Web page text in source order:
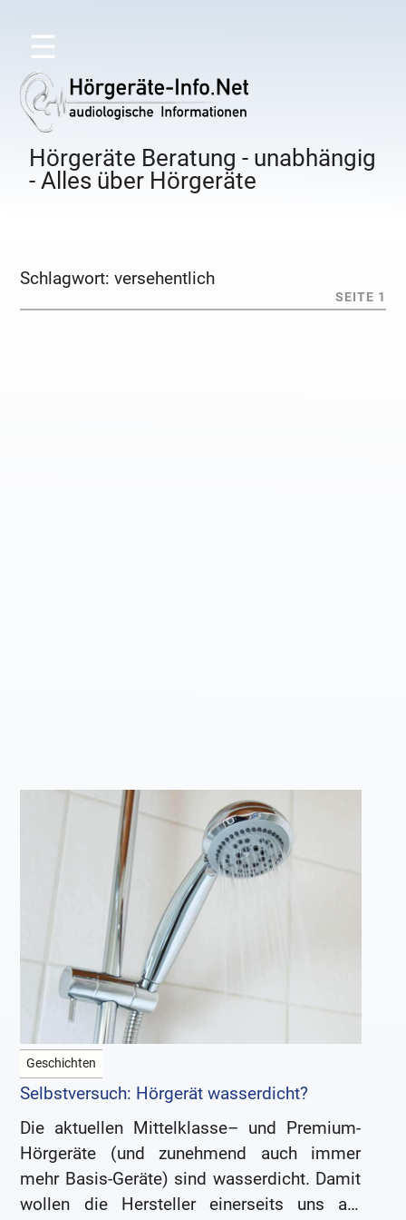
☰
Hörgeräte Beratung - unabhängig
- Alles über Hörgeräte
Schlagwort:versehentlich
SEITE 1
Geschichten
Selbstversuch: Hörgerät wasserdicht?
Die aktuellen Mittelklasse– und Premium-
Hörgeräte (und zunehmend auch immer
mehr Basis-Geräte) sind wasserdicht. Damit
wollen die Hersteller einerseits uns als